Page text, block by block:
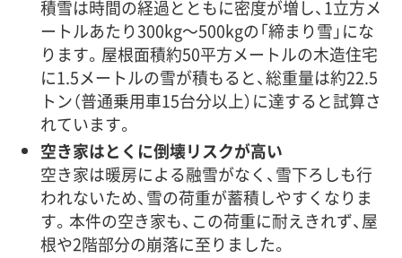
積雪は時間の経過とともに密度が増し、1立方メ
ートルあたり300kg〜500kgの「締まり雪」にな
ります。屋根面積約50平方メートルの木造住宅
に1.5メートルの雪が積もると、総重量は約22.5
トン（普通乗用車15台分以上）に達すると試算さ
れています。
空き家はとくに倒壊リスクが高い
空き家は暖房による融雪がなく、雪下ろしも行
われないため、雪の荷重が蓄積しやすくなりま
す。本件の空き家も、この荷重に耐えきれず、屋
根や2階部分の崩落に至りました。